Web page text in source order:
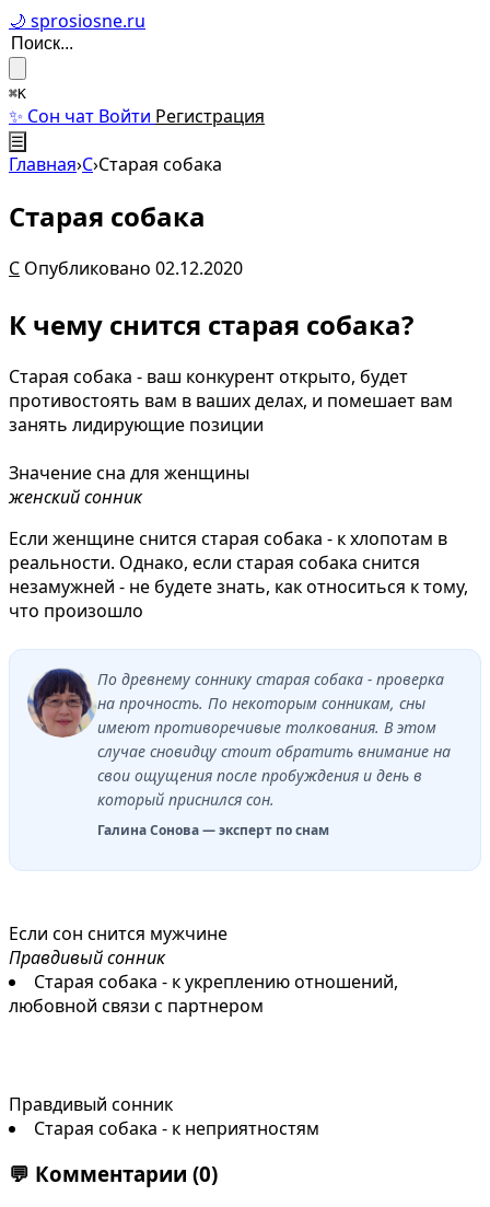
🌙 sprosiosne.ru
⌘K
✨ Сон чат Войти Регистрация
☰
Главная›С›Старая собака
Старая собака
С Опубликовано 02.12.2020
К чему снится старая собака?
Старая собака - ваш конкурент открыто, будет
противостоять вам в ваших делах, и помешает вам
занять лидирующие позиции
Значение сна для женщины
женский сонник
Если женщине снится старая собака - к хлопотам в
реальности. Однако, если старая собака снится
незамужней - не будете знать, как относиться к тому,
что произошло
По древнему соннику старая собака - проверка
на прочность. По некоторым сонникам, сны
имеют противоречивые толкования. В этом
случае сновидцу стоит обратить внимание на
свои ощущения после пробуждения и день в
который приснился сон.
Галина Сонова — эксперт по снам
Если сон снится мужчине
Правдивый сонник
Старая собака - к укреплению отношений,
любовной связи с партнером
Правдивый сонник
Старая собака - к неприятностям
💬 Комментарии (0)